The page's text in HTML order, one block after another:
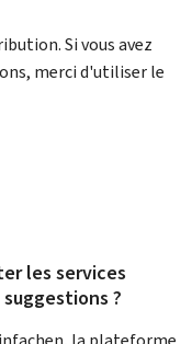
Si vous avez
merci d'utiliser le
les services
?